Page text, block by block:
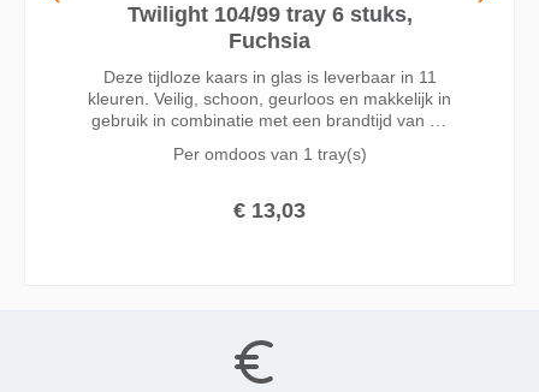
Twilight 104/99 tray 6 stuks,
Fuchsia
Deze tijdloze kaars in glas is leverbaar in 11
kleuren. Veilig, schoon, geurloos en makkelijk in
gebruik in combinatie met een brandtijd van 70
professioneel gebruik. Met de lange brandtijd
avonden vol sfeerverlichting. De vlam is van
begin tot eind van de brandtijd zichtbaar, en
Per omdoos van 1 tray(s)
€ 13,03